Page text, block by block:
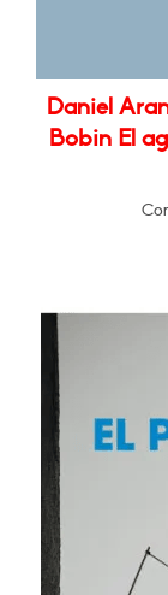
Daniel
Bobin El